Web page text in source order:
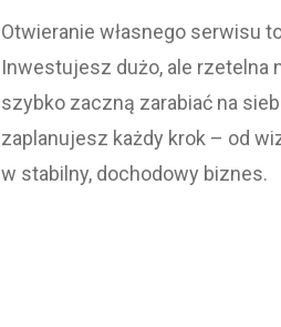
Otwieranie własnego serwisu
Inwestujesz dużo, ale rzetelna
szybko zaczną zarabiać na
zaplanujesz każdy krok – od
w stabilny, dochodowy biznes.